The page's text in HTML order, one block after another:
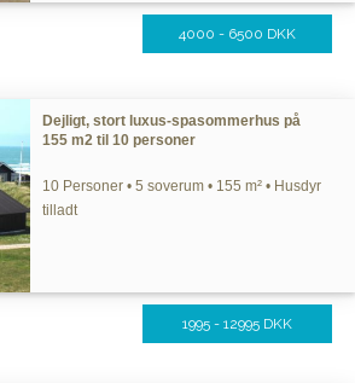
4000 - 6500 DKK
Dejligt, stort luxus-spasommerhus på
155 m2 til 10 personer
10 Personer • 5 soverum • 155 m² • Husdyr
tilladt
1995 - 12995 DKK